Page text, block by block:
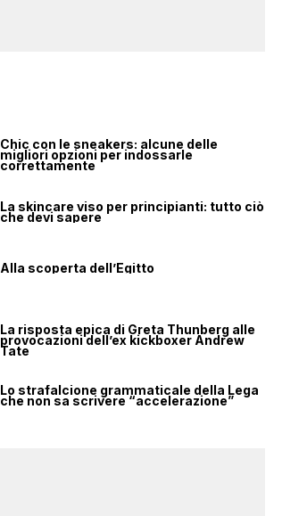
Chic con le sneakers: alcune delle
migliori opzioni per indossarle
correttamente
La skincare viso per principianti: tutto ciò
che devi sapere
Alla scoperta dell’Egitto
La risposta epica di Greta Thunberg alle
provocazioni dell’ex kickboxer Andrew
Tate
Lo strafalcione grammaticale della Lega
che non sa scrivere “accelerazione”